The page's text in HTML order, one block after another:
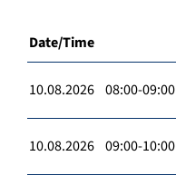
Date/Time
10.08.2026 08:00-09:00
10.08.2026 09:00-10:00